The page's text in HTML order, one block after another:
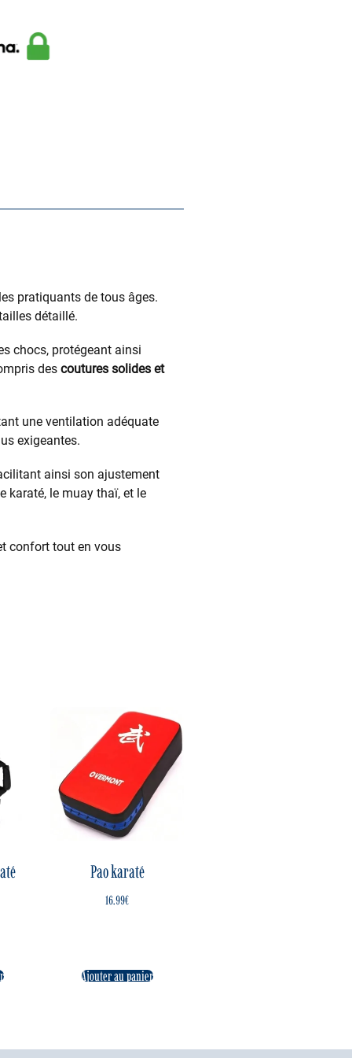
pratiquants de tous âges.
détaillé.
chocs, protégeant ainsi
des coutures solides et
une ventilation adéquate
exigeantes.
ainsi son ajustement
karaté, le muay thaï, et le
confort tout en vous
Pao karaté
16.99€
Ajouter au panier